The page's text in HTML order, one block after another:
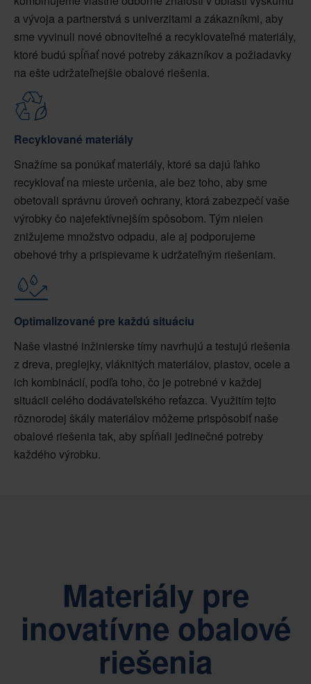
a vývoja a partnerstvá s univerzitami a zákazníkmi, aby
sme vyvinuli nové obnoviteľné a recyklovateľné materiály,
ktoré budú spĺňať nové potreby zákazníkov a požiadavky
na ešte udržateľnejšie obalové riešenia.
Recyklované materiály
Snažíme sa ponúkať materiály, ktoré sa dajú ľahko
recyklovať na mieste určenia, ale bez toho, aby sme
obetovali správnu úroveň ochrany, ktorá zabezpečí vaše
výrobky čo najefektívnejším spôsobom. Tým nielen
znižujeme množstvo odpadu, ale aj podporujeme
obehové trhy a prispievame k udržateľným riešeniam.
Optimalizované pre každú situáciu
Naše vlastné inžinierske tímy navrhujú a testujú riešenia
z dreva, preglejky, vláknitých materiálov, plastov, ocele a
ich kombinácií, podľa toho, čo je potrebné v každej
situácii celého dodávateľského reťazca. Využitím tejto
rôznorodej škály materiálov môžeme prispôsobiť naše
obalové riešenia tak, aby spĺňali jedinečné potreby
každého výrobku.
Materiály pre
inovatívne obalové
riešenia